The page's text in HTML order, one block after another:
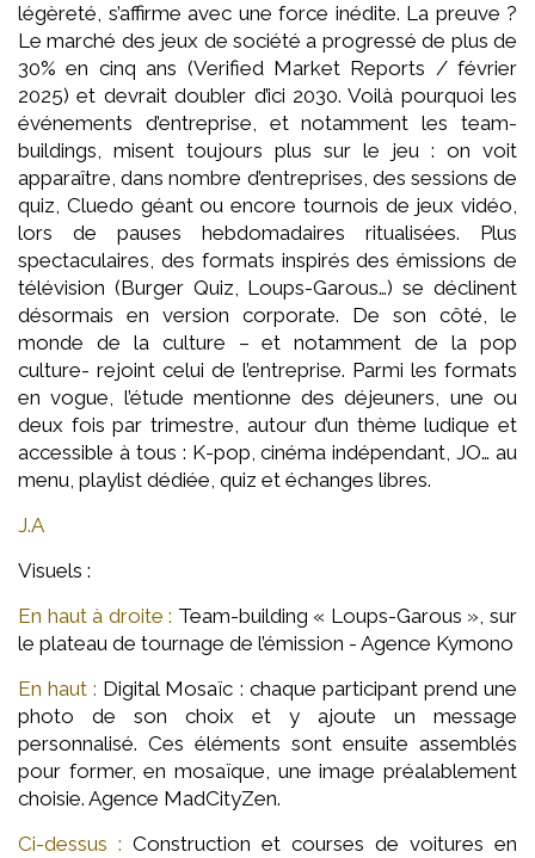
légèreté, s’affirme avec une force inédite. La preuve ?
Le marché des jeux de société a progressé de plus de
30% en cinq ans (Verified Market Reports / février
2025) et devrait doubler d’ici 2030. Voilà pourquoi les
événements d’entreprise, et notamment les team-
buildings, misent toujours plus sur le jeu : on voit
apparaître, dans nombre d’entreprises, des sessions de
quiz, Cluedo géant ou encore tournois de jeux vidéo,
lors de pauses hebdomadaires ritualisées. Plus
spectaculaires, des formats inspirés des émissions de
télévision (Burger Quiz, Loups-Garous…) se déclinent
désormais en version corporate. De son côté, le
monde de la culture – et notamment de la pop
culture- rejoint celui de l’entreprise. Parmi les formats
en vogue, l’étude mentionne des déjeuners, une ou
deux fois par trimestre, autour d’un thème ludique et
accessible à tous : K-pop, cinéma indépendant, JO… au
menu, playlist dédiée, quiz et échanges libres.
J.A
Visuels :
En haut à droite : Team-building « Loups-Garous », sur
le plateau de tournage de l’émission - Agence Kymono
En haut : Digital Mosaïc : chaque participant prend une
photo de son choix et y ajoute un message
personnalisé. Ces éléments sont ensuite assemblés
pour former, en mosaïque, une image préalablement
choisie. Agence MadCityZen.
Ci-dessus : Construction et courses de voitures en